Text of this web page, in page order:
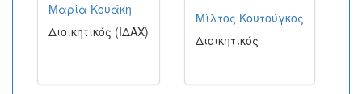
Μαρία Κουάκη
Διοικητικός (ΙΔΑΧ)
Μίλτος Κουτούγκος
Διοικητικός